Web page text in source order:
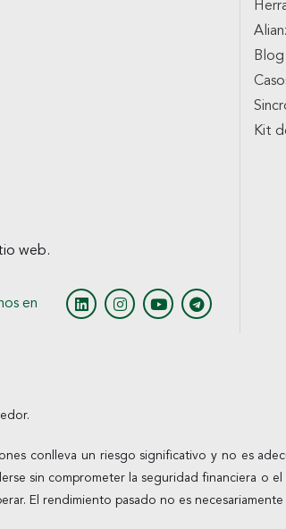
web.
en
Blog
Kit
conlleva un riesgo significativo y no es
sin comprometer la seguridad financiera o
El rendimiento pasado no es